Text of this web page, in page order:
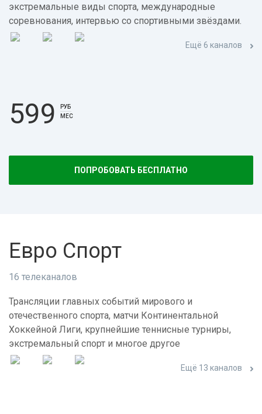
экстремальные виды спорта, международные
соревнования, интервью со спортивными звёздами.
Ещё 6 каналов
599
РУБ
МЕС
ПОПРОБОВАТЬ БЕСПЛАТНО
Евро Спорт
16 телеканалов
Трансляции главных событий мирового и
отечественного спорта, матчи Континентальной
Хоккейной Лиги, крупнейшие теннисные турниры,
экстремальный спорт и многое другое
Ещё 13 каналов